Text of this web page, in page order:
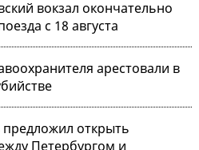
вокзал окончательно
с 18 августа
арестовали в
предложил открыть
Петербургом и